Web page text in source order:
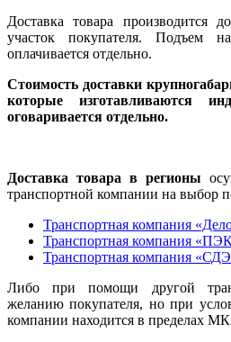
Доставка товара производится
участок покупателя. Подъем
оплачивается отдельно.
Стоимость доставки
которые изготавливаются
оговаривается отдельно.
Доставка товара в регионы
транспортной компании на выбор
Транспортная компания
Транспортная компания
Транспортная компания
Либо при помощи другой
желанию покупателя, но при
компании находится в пределах